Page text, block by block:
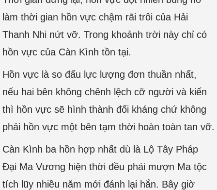
làm thời gian hồn vực chậm rãi trôi của Hải
Thanh Nhi nứt vỡ. Trong khoảnh trời này chỉ có
hồn vực của Càn Kình tồn tại.
Hồn vực là so đấu lực lượng đơn thuần nhất,
nếu hai bên không chênh lệch cỡ người và kiến
thì hồn vực sẽ hình thành đối kháng chứ không
phải hồn vực một bên tạm thời hoàn toàn tan vỡ.
Càn Kình ba hồn hợp nhất dù là Lộ Tây Pháp
Đại Ma Vương hiện thời đều phải mượn Ma tộc
tích lũy nhiều năm mới đánh lại hắn. Bây giờ